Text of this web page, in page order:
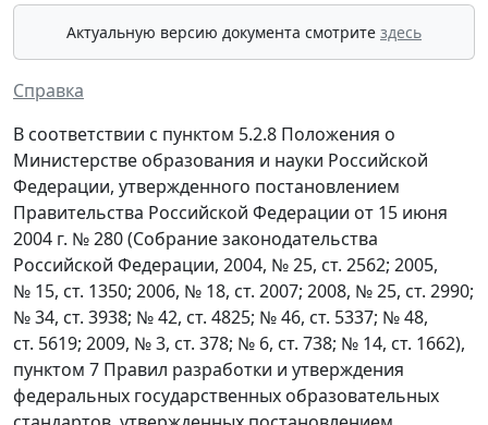
Актуальную версию документа смотрите здесь
Справка
В соответствии с пунктом 5.2.8 Положения о
Министерстве образования и науки Российской
Федерации, утвержденного постановлением
Правительства Российской Федерации от 15 июня
2004 г. № 280 (Собрание законодательства
Российской Федерации, 2004, № 25, ст. 2562; 2005,
№ 15, ст. 1350; 2006, № 18, ст. 2007; 2008, № 25, ст. 2990;
№ 34, ст. 3938; № 42, ст. 4825; № 46, ст. 5337; № 48,
ст. 5619; 2009, № 3, ст. 378; № 6, ст. 738; № 14, ст. 1662),
пунктом 7 Правил разработки и утверждения
федеральных государственных образовательных